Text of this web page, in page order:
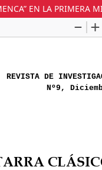
EN LA PRIMERA